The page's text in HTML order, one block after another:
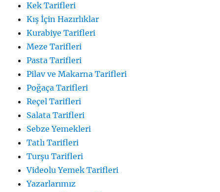
Kek Tarifleri
Kış İçin Hazırlıklar
Kurabiye Tarifleri
Meze Tarifleri
Pasta Tarifleri
Pilav ve Makarna Tarifleri
Poğaça Tarifleri
Reçel Tarifleri
Salata Tarifleri
Sebze Yemekleri
Tatlı Tarifleri
Turşu Tarifleri
Videolu Yemek Tarifleri
Yazarlarımız